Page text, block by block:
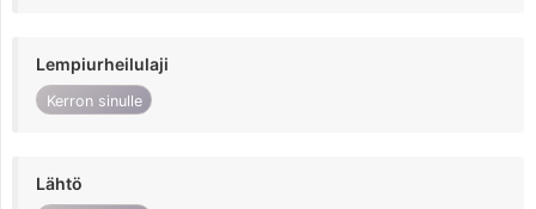
Lempiurheilulaji
Kerron sinulle
Lähtö